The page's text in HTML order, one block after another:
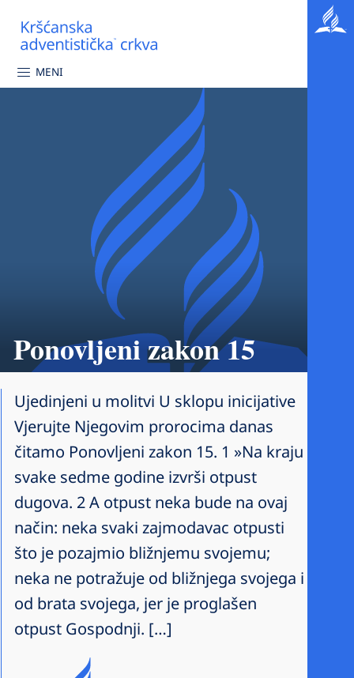
MENI
Ponovljeni zakon 15
Ujedinjeni u molitvi U sklopu inicijative
Vjerujte Njegovim prorocima danas
čitamo Ponovljeni zakon 15. 1 »Na kraju
svake sedme godine izvrši otpust
dugova. 2 A otpust neka bude na ovaj
način: neka svaki zajmodavac otpusti
što je pozajmio bližnjemu svojemu;
neka ne potražuje od bližnjega svojega i
od brata svojega, jer je proglašen
otpust Gospodnji. […]